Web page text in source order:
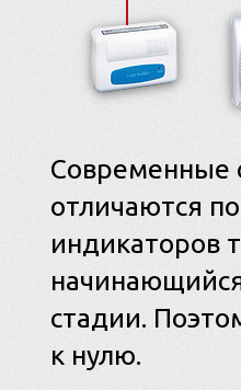
Современные
отличаются
индикаторов
стадии.
к нулю.